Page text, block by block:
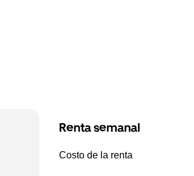
Renta semanal
Costo de la renta